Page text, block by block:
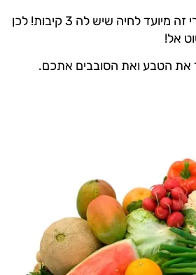
כל מה שעשוי מחלב פרה, מקשה מאוד על הגוף שלנו לפרק אותו, ולא סתם, הרי זה מיועד לחיה שיש לה 3 קיבות! לכן
אל!
את הטבע ואת הסובבים אתכם.